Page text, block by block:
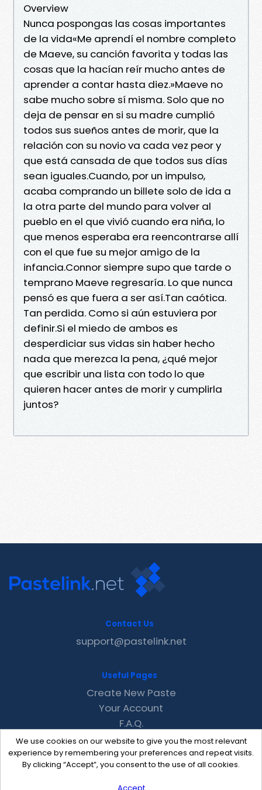
Overview
Nunca pospongas las cosas importantes
de la vida«Me aprendí el nombre completo
de Maeve, su canción favorita y todas las
cosas que la hacían reír mucho antes de
aprender a contar hasta diez.»Maeve no
sabe mucho sobre sí misma. Solo que no
deja de pensar en si su madre cumplió
todos sus sueños antes de morir, que la
relación con su novio va cada vez peor y
que está cansada de que todos sus días
sean iguales.Cuando, por un impulso,
acaba comprando un billete solo de ida a
la otra parte del mundo para volver al
pueblo en el que vivió cuando era niña, lo
que menos esperaba era reencontrarse allí
con el que fue su mejor amigo de la
infancia.Connor siempre supo que tarde o
temprano Maeve regresaría. Lo que nunca
pensó es que fuera a ser así.Tan caótica.
Tan perdida. Como si aún estuviera por
definir.Si el miedo de ambos es
desperdiciar sus vidas sin haber hecho
nada que merezca la pena, ¿qué mejor
que escribir una lista con todo lo que
quieren hacer antes de morir y cumplirla
juntos?
We use cookies on our website to give you the most relevant
experience by remembering your preferences and repeat visits.
By clicking “Accept”, you consent to the use of all cookies.
Contact Us
support@pastelink.net
Useful Pages
Create New Paste
Your Account
F.A.Q.
Recent
Contact